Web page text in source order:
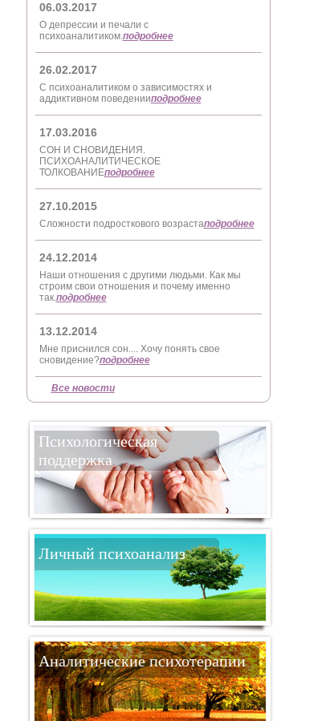
06.03.2017
О депрессии и печали с
психоаналитиком.подробнее
26.02.2017
С психоаналитиком о зависимостях и
аддиктивном поведенииподробнее
17.03.2016
СОН И СНОВИДЕНИЯ.
ПСИХОАНАЛИТИЧЕСКОЕ
ТОЛКОВАНИЕподробнее
27.10.2015
Сложности подросткового возрастаподробнее
24.12.2014
Наши отношения с другими людьми. Как мы
строим свои отношения и почему именно
так.подробнее
13.12.2014
Мне приснился сон.... Хочу понять свое
сновидение?подробнее
Все новости
Психологическая
поддержка
Личный психоанализ
Аналитические психотерапии